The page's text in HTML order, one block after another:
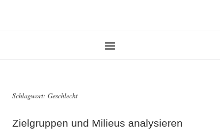
Schlagwort: Geschlecht
Zielgruppen und Milieus analysieren